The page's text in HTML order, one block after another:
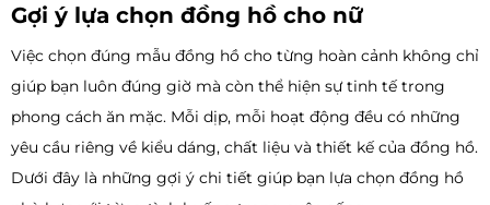
Gợi ý lựa chọn đồng hồ cho nữ
Việc chọn đúng mẫu đồng hồ cho từng hoàn cảnh không chỉ
giúp bạn luôn đúng giờ mà còn thể hiện sự tinh tế trong
phong cách ăn mặc. Mỗi dịp, mỗi hoạt động đều có những
yêu cầu riêng về kiểu dáng, chất liệu và thiết kế của đồng hồ.
Dưới đây là những gợi ý chi tiết giúp bạn lựa chọn đồng hồ